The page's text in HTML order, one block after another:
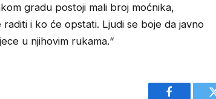
gradu postoji mali broj moćnika,
i ko će opstati. Ljudi se boje da javno
u njihovim rukama.“